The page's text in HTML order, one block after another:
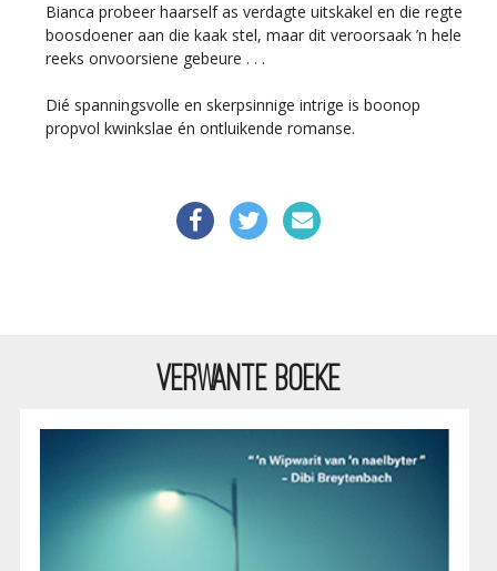
Bianca probeer haarself as verdagte uitskakel en die regte
boosdoener aan die kaak stel, maar dit veroorsaak ’n hele
reeks onvoorsiene gebeure . . .
Dié spanningsvolle en skerpsinnige intrige is boonop
propvol kwinkslae én ontluikende romanse.
VERWANTE BOEKE